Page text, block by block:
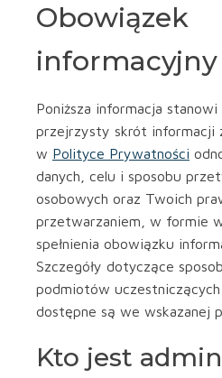
Obowiązek
informacyjny
Poniższa informacja stanowi
przejrzysty skrót informacji
w Polityce Prywatności
danych, celu i sposobu
osobowych oraz Twoich
przetwarzaniem, w formie
spełnienia obowiązku
Szczegóły dotyczące
podmiotów
dostępne są we wskazanej
Kto jest